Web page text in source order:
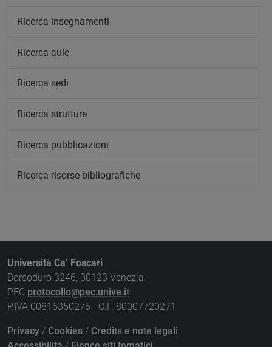
Ricerca insegnamenti
Ricerca aule
Ricerca sedi
Ricerca strutture
Ricerca pubblicazioni
Ricerca risorse bibliografiche
Università Ca’ Foscari
Dorsoduro 3246, 30123 Venezia
PEC protocollo@pec.unive.it
P.IVA 00816350276 - C.F. 80007720271
Privacy / Cookies / Credits e note legali